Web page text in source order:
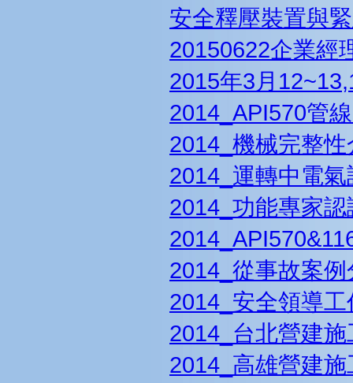
安全釋壓裝置與
20150622企業經
2015年3月
2014_API570管
2014_機械完整
2014_運轉中電
2014_功能專家
2014_從事故案
2014_安全領導
2014_台北營建
2014_高雄營建